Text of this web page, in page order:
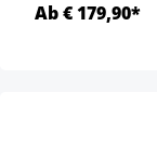
Ab € 179,90*